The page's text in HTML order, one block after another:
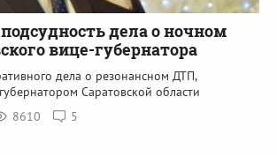
дела о ночном
вице-губернатора
дела о резонансном ДТП,
Саратовской области
8610 5